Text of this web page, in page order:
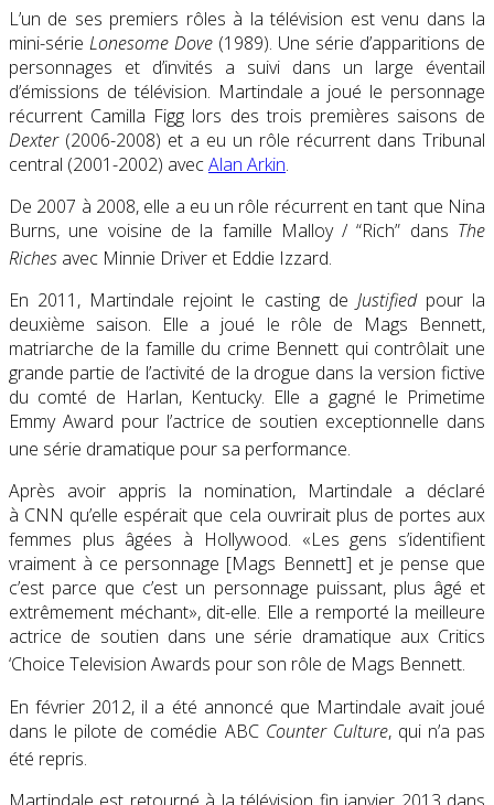
L’un de ses premiers rôles à la télévision est venu dans la
mini-série Lonesome Dove (1989). Une série d’apparitions de
personnages et d’invités a suivi dans un large éventail
d’émissions de télévision. Martindale a joué le personnage
récurrent Camilla Figg lors des trois premières saisons de
Dexter(2006-2008) et a eu un rôle récurrent dans Tribunal
central (2001-2002) avecAlan Arkin.
De 2007 à 2008, elle a eu un rôle récurrent en tant que Nina
Burns, une voisine de la famille Malloy / “Rich” dans The
Riches avec Minnie Driver et Eddie Izzard.
En 2011, Martindale rejoint le casting de Justifiedpour la
deuxième saison. Elle a joué le rôle de Mags Bennett,
matriarche de la famille du crime Bennett qui contrôlait une
grande partie de l’activité de la drogue dans la version fictive
du comté de Harlan, Kentucky. Elle a gagné le Primetime
Emmy Award pour l’actrice de soutien exceptionnelle dans
une série dramatique pour sa performance.
Après avoir appris la nomination, Martindale a déclaré
à CNN qu’elle espérait que cela ouvrirait plus de portes aux
femmes plus âgées à Hollywood. «Les gens s’identifient
vraiment à ce personnage [Mags Bennett] et je pense que
c’est parce que c’est un personnage puissant, plus âgé et
extrêmement méchant», dit-elle. Elle a remporté la meilleure
actrice de soutien dans une série dramatique aux Critics
‘Choice Television Awards pour son rôle de Mags Bennett.
En février 2012, il a été annoncé que Martindale avait joué
dans le pilote de comédie ABC Counter Culture, qui n’a pas
été repris.